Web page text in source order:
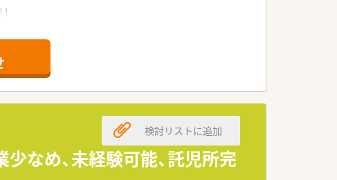
です。
なめ、未経験可能、託児所完
検討リストに追加